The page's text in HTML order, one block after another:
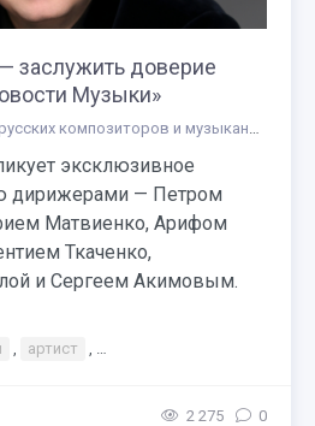
заслужить доверие
Музыки»
композиторов и музыкантов
эксклюзивное
дирижерами — Петром
Матвиенко, Арифом
Ткаченко,
и Сергеем Акимовым.
, артист , «Самое сложное —
2 275 0